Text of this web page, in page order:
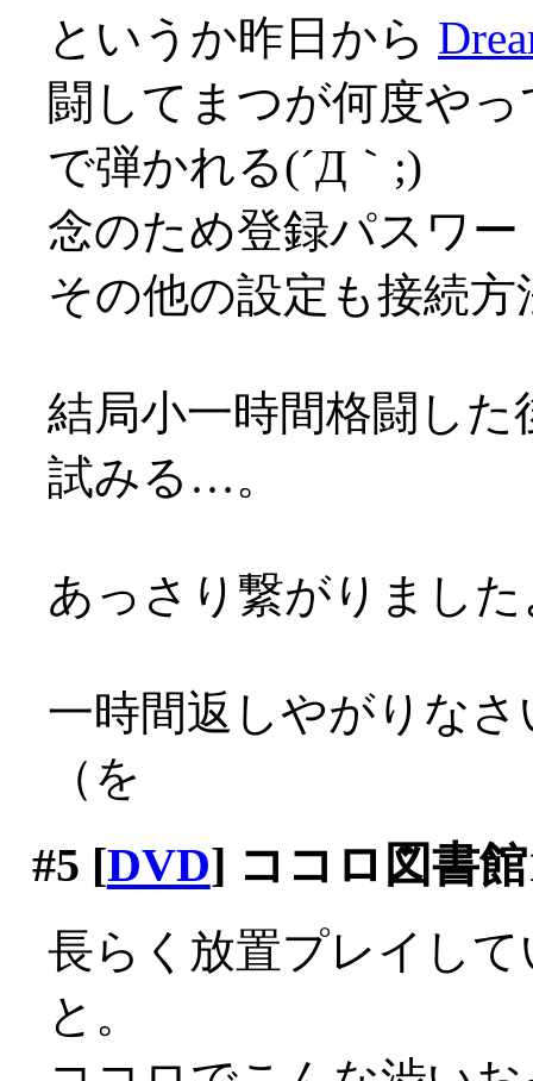
というか昨日から
闘してまつが何度や
で弾かれる(´Д｀;)
念のため登録パスワ
その他の設定も接続
結局小一時間格闘し
試みる…。
あっさり繋がりました
一時間返しやがりな
（を
#5 [DVD] ココロ図書館
長らく放置プレイし
と。